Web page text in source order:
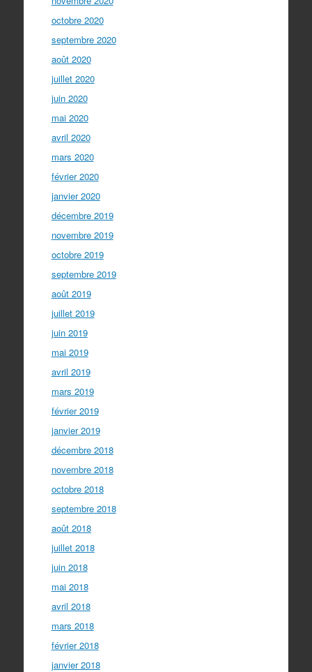
octobre 2020
septembre 2020
août 2020
juillet 2020
juin 2020
mai 2020
avril 2020
mars 2020
février 2020
janvier 2020
décembre 2019
novembre 2019
octobre 2019
septembre 2019
août 2019
juillet 2019
juin 2019
mai 2019
avril 2019
mars 2019
février 2019
janvier 2019
décembre 2018
novembre 2018
octobre 2018
septembre 2018
août 2018
juillet 2018
juin 2018
mai 2018
avril 2018
mars 2018
février 2018
janvier 2018